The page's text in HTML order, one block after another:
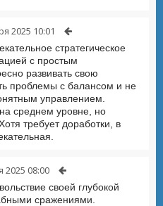
2025 10:01
стратегическое
с простым
развивать свою
проблемы с балансом и не
управлением.
среднем уровне, но
требует доработки, в
2025 08:00
своей глубокой
сражениями.